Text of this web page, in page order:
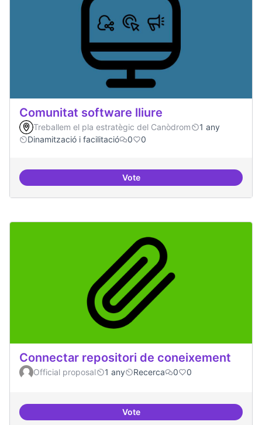
Comunitat software lliure
Treballem el pla estratègic del Canòdrom
1 any
Dinamització i facilitació
0 0
VoteComunitat software lliure
Connectar repositori de coneixement
Official proposal 1 any Recerca 0 0
VoteConnectar repositori de